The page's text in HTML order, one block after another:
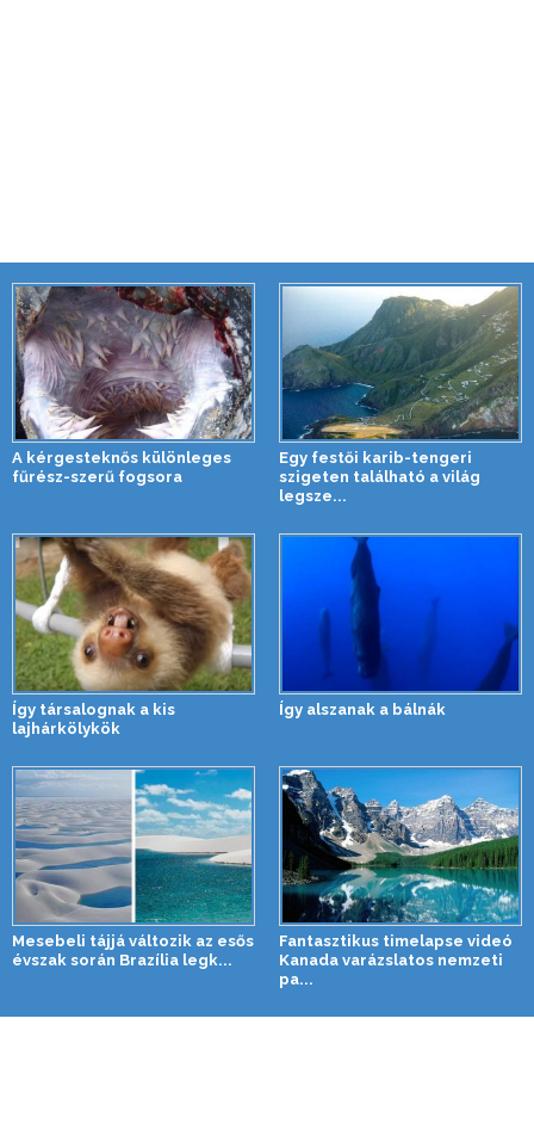
A kérgesteknős különleges
fűrész-szerű fogsora
Egy festői karib-tengeri
szigeten található a világ
legsze...
Így társalognak a kis
lajhárkölykök
Így alszanak a bálnák
Mesebeli tájjá változik az esős
évszak során Brazília legk...
Fantasztikus timelapse videó
Kanada varázslatos nemzeti
pa...